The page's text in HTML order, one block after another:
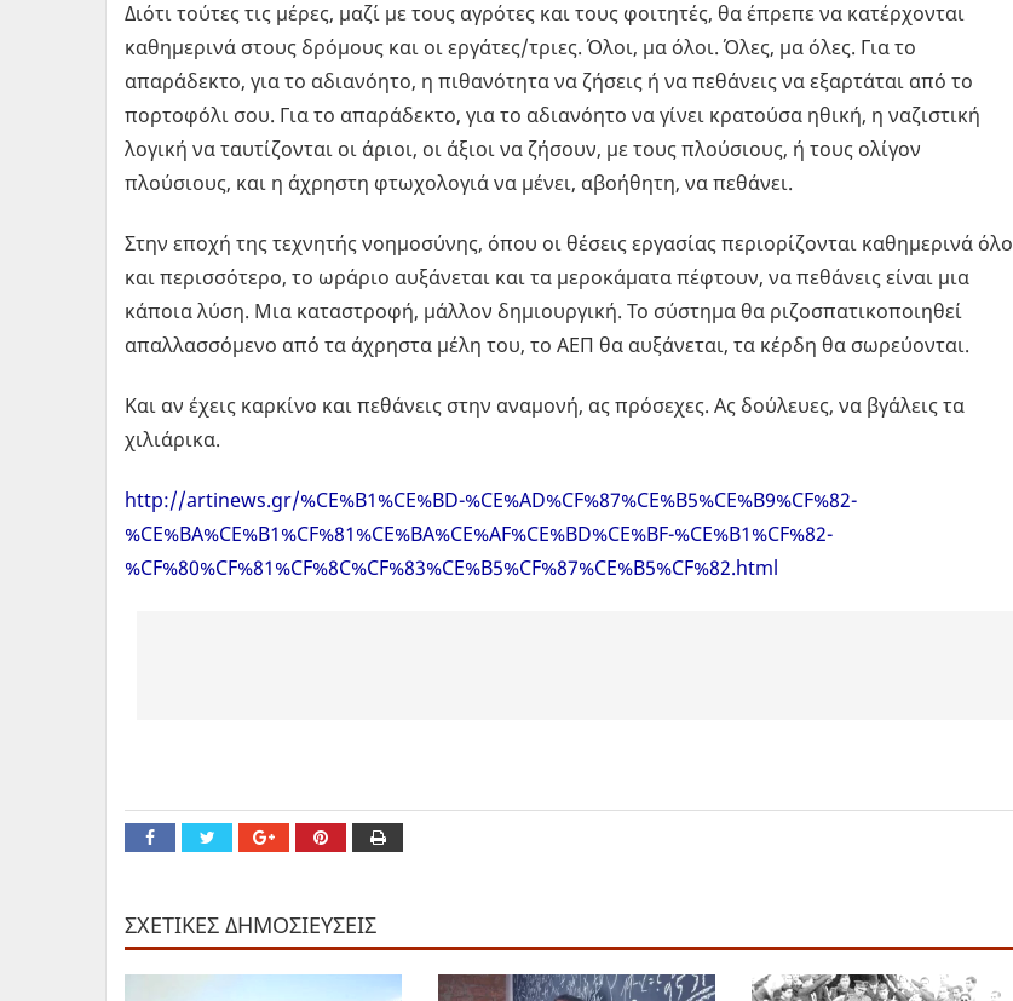
Διότι τούτες τις μέρες, μαζί με τους αγρότες και τους φοιτητές, θα έπρεπε να κατέρχονται
καθημερινά στους δρόμους και οι εργάτες/τριες. Όλοι, μα όλοι. Όλες, μα όλες. Για το
απαράδεκτο, για το αδιανόητο, η πιθανότητα να ζήσεις ή να πεθάνεις να εξαρτάται από το
πορτοφόλι σου. Για το απαράδεκτο, για το αδιανόητο να γίνει κρατούσα ηθική, η ναζιστική
λογική να ταυτίζονται οι άριοι, οι άξιοι να ζήσουν, με τους πλούσιους, ή τους ολίγον
πλούσιους, και η άχρηστη φτωχολογιά να μένει, αβοήθητη, να πεθάνει.
Στην εποχή της τεχνητής νοημοσύνης, όπου οι θέσεις εργασίας περιορίζονται καθημερινά όλο
και περισσότερο, το ωράριο αυξάνεται και τα μεροκάματα πέφτουν, να πεθάνεις είναι μια
κάποια λύση. Μια καταστροφή, μάλλον δημιουργική. Το σύστημα θα ριζοσπατικοποιηθεί
απαλλασσόμενο από τα άχρηστα μέλη του, το ΑΕΠ θα αυξάνεται, τα κέρδη θα σωρεύονται.
Και αν έχεις καρκίνο και πεθάνεις στην αναμονή, ας πρόσεχες. Ας δούλευες, να βγάλεις τα
χιλιάρικα.
http://artinews.gr/%CE%B1%CE%BD-%CE%AD%CF%87%CE%B5%CE%B9%CF%82-
%CE%BA%CE%B1%CF%81%CE%BA%CE%AF%CE%BD%CE%BF-%CE%B1%CF%82-
%CF%80%CF%81%CF%8C%CF%83%CE%B5%CF%87%CE%B5%CF%82.html
ΣΧΕΤΙΚΕΣ ΔΗΜΟΣΙΕΥΣΕΙΣ